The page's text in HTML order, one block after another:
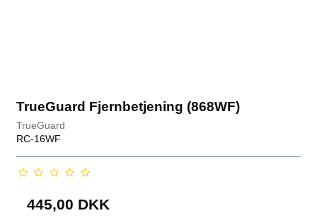
TrueGuard Fjernbetjening (868WF)
TrueGuard
RC-16WF
445,00 DKK